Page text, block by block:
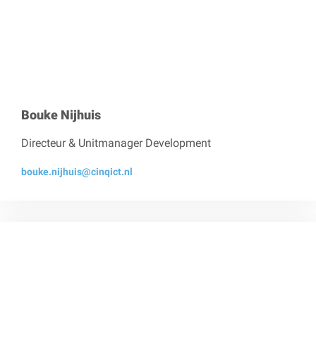
Bouke Nijhuis
Directeur & Unitmanager Development
bouke.nijhuis@cinqict.nl